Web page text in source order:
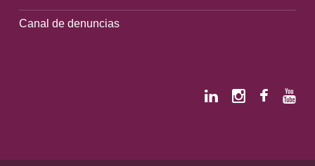
Canal de denuncias